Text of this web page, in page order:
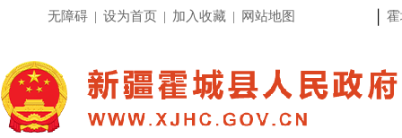
无障碍 | 设为首页 | 加入收藏 | 网站地图